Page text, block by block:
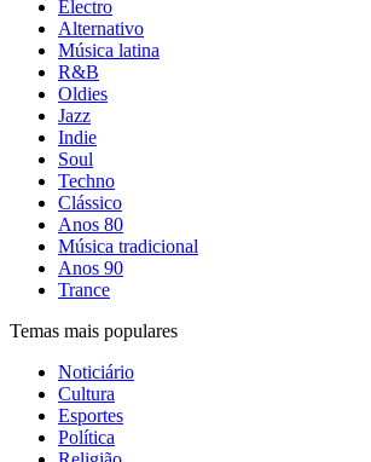
Electro
Alternativo
Música latina
R&B
Oldies
Jazz
Indie
Soul
Techno
Clássico
Anos 80
Música tradicional
Anos 90
Trance
Temas mais populares
Noticiário
Cultura
Esportes
Política